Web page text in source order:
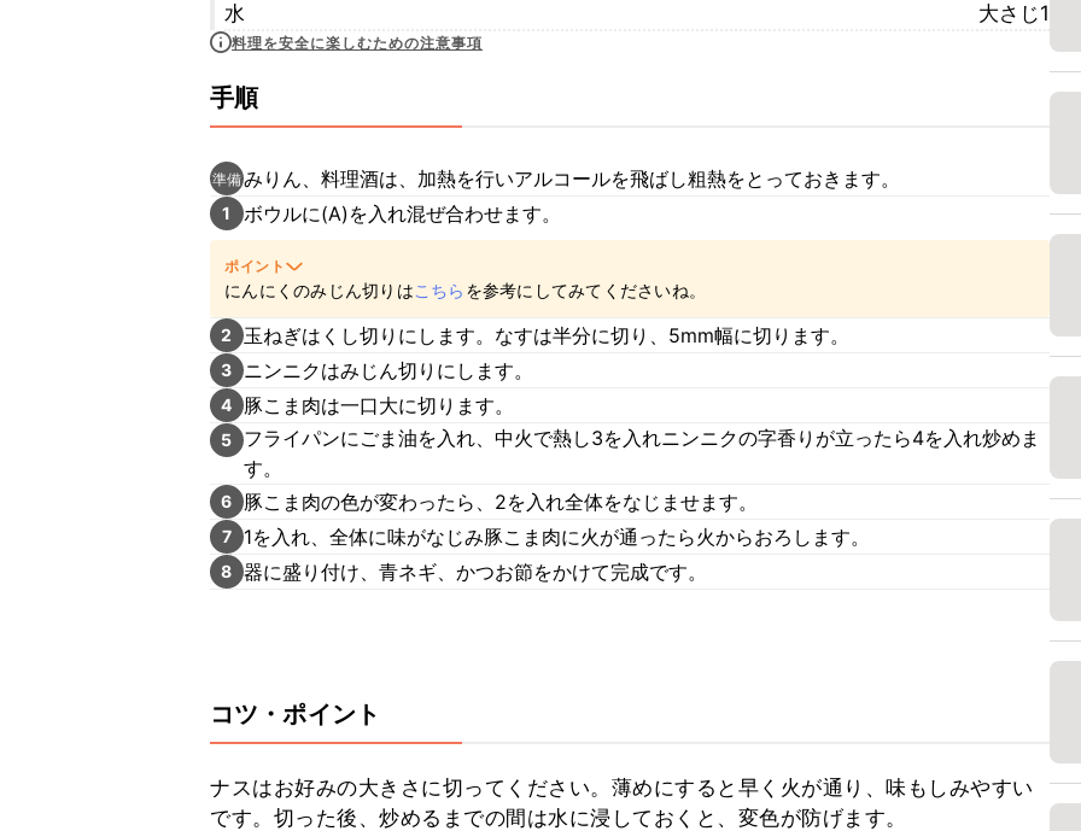
水
大さじ1
料理を安全に楽しむための注意事項
手順
準備みりん、料理酒は、加熱を行いアルコールを飛ばし粗熱をとっておきます。
1 ボウルに(A)を入れ混ぜ合わせます。
ポイント
にんにくのみじん切りはこちら を参考にしてみてくださいね。
2 玉ねぎはくし切りにします。なすは半分に切り、5mm幅に切ります。
3 ニンニクはみじん切りにします。
4 豚こま肉は一口大に切ります。
5
フライパンにごま油を入れ、中火で熱し3を入れニンニクの字香りが立ったら4を入れ炒めま
す。
6 豚こま肉の色が変わったら、2を入れ全体をなじませます。
7 1を入れ、全体に味がなじみ豚こま肉に火が通ったら火からおろします。
8 器に盛り付け、青ネギ、かつお節をかけて完成です。
コツ・ポイント
ナスはお好みの大きさに切ってください。薄めにすると早く火が通り、味もしみやすい
です。切った後、炒めるまでの間は水に浸しておくと、変色が防げます。